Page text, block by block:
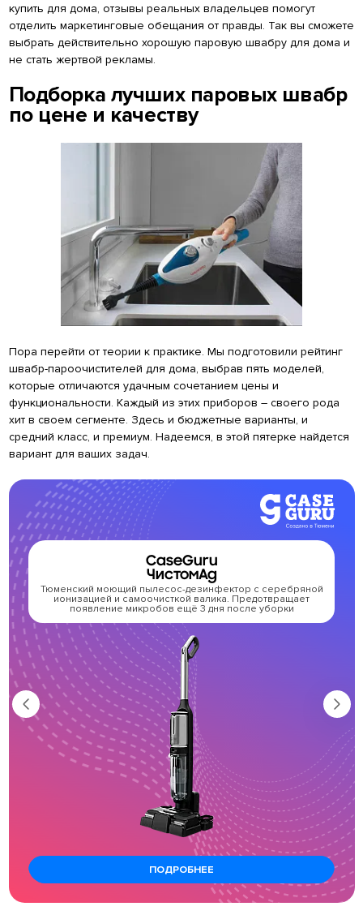
купить для дома, отзывы реальных владельцев помогут
отделить маркетинговые обещания от правды. Так вы сможете
выбрать действительно хорошую паровую швабру для дома и
не стать жертвой рекламы.
Подборка лучших паровых швабр
по цене и качеству
Пора перейти от теории к практике. Мы подготовили рейтинг
швабр-пароочистителей для дома, выбрав пять моделей,
которые отличаются удачным сочетанием цены и
функциональности. Каждый из этих приборов – своего рода
хит в своем сегменте. Здесь и бюджетные варианты, и
средний класс, и премиум. Надеемся, в этой пятерке найдется
вариант для ваших задач.
CaseGuru
ЧистомAg
Тюменский моющий пылесос-дезинфектор с серебряной
ионизацией и самоочисткой валика. Предотвращает
появление микробов ещё 3 дня после уборки
ПОДРОБНЕЕ